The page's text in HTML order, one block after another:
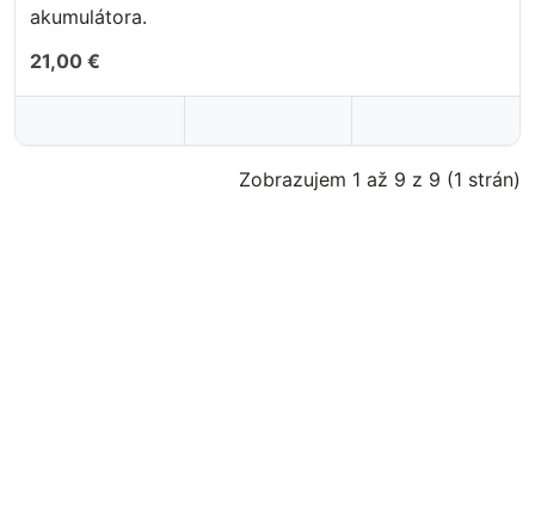
akumulátora.
21,00 €
Zobrazujem 1 až 9 z 9 (1 strán)